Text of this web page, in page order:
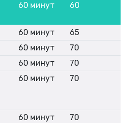
60 минут 60
60 минут
65
60 минут
70
60 минут
70
60 минут 70
60 минут 70